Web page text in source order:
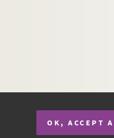
OK, ACCEPT